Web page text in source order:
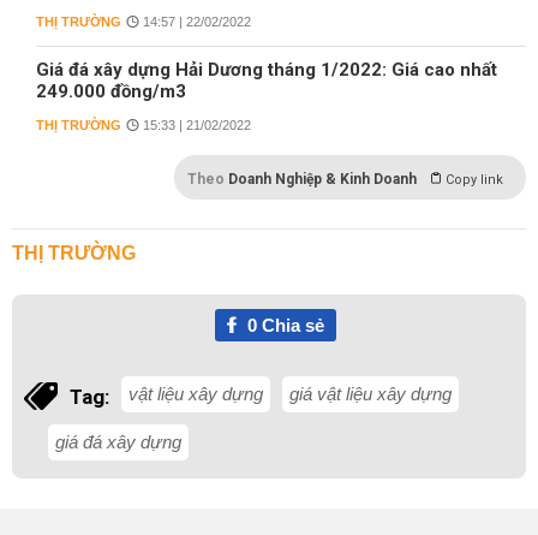
THỊ TRƯỜNG 14:57 | 22/02/2022
Giá đá xây dựng Hải Dương tháng 1/2022: Giá cao nhất
249.000 đồng/m3
THỊ TRƯỜNG 15:33 | 21/02/2022
Theo Doanh Nghiệp & Kinh Doanh Copy link
THỊ TRƯỜNG
0Chia sẻ
Tag: vật liệu xây dựng giá vật liệu xây dựng
giá đá xây dựng